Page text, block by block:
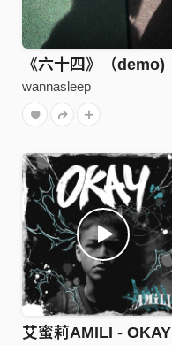
《六十四》（demo)
wannasleep
艾蜜莉AMILI - OKAY